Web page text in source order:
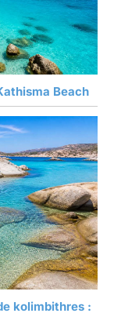
Beach
kolimbithres :